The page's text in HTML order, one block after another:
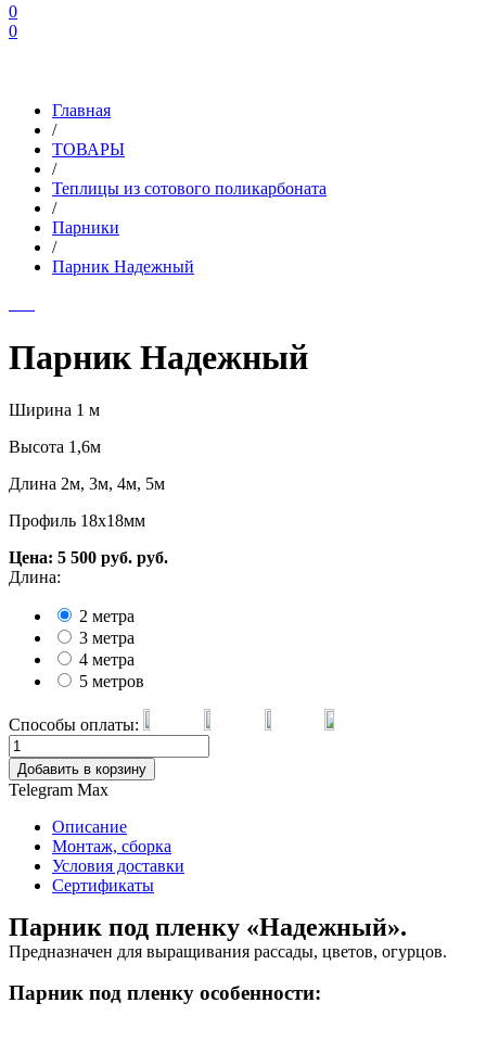
0
0
Главная
/
ТОВАРЫ
/
Теплицы из сотового поликарбоната
/
Парники
/
Парник Надежный
Парник Надежный
Ширина 1 м
Высота 1,6м
Длина 2м, 3м, 4м, 5м
Профиль 18х18мм
Цена: 5 500 руб. руб.
Длина:
2 метра
3 метра
4 метра
5 метров
Способы оплаты:
Добавить в корзину
Telegram Max
Описание
Монтаж, сборка
Условия доставки
Сертификаты
Парник под пленку «Надежный».
Предназначен для выращивания рассады, цветов, огурцов.
Парник под пленку особенности: